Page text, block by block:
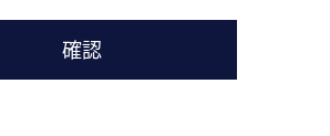
といたします。